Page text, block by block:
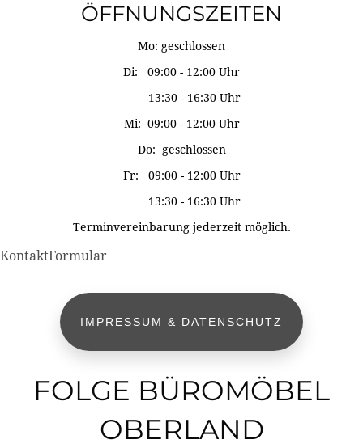
ÖFFNUNGSZEITEN
Mo: geschlossen
Di: 09:00 - 12:00 Uhr
13:30 - 16:30 Uhr
Mi: 09:00 - 12:00 Uhr
Do: geschlossen
Fr: 09:00 - 12:00 Uhr
13:30 - 16:30 Uhr
Terminvereinbarung jederzeit möglich.
KontaktFormular
IMPRESSUM & DATENSCHUTZ
FOLGE BÜROMÖBEL
OBERLAND